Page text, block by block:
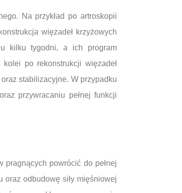
Na przykład po artroskopii
więzadeł krzyżowych
kilku tygodni, a ich program
po rekonstrukcji więzadeł
stabilizacyjne. W przypadku
przywracaniu pełnej funkcji
powrócić do pełnej
odbudowę siły mięśniowej